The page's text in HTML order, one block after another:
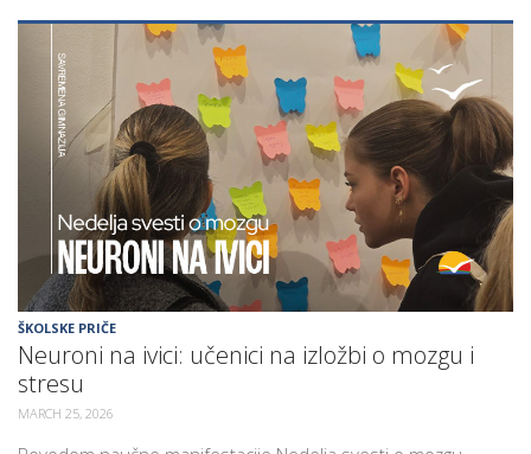
ŠKOLSKE PRIČE
Neuroni na ivici: učenici na izložbi o mozgu i
stresu
MARCH 25, 2026